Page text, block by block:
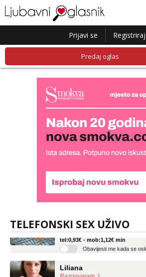
Prijavi se
Predaj oglas
TELEFONSKI SEX UŽIVO
Lucija
Tel:064/677-677- Kod: #136
tel:0,93€ - mob:1,12€ min
Obavijesti me kada se
Liliana
Razgovaram :)